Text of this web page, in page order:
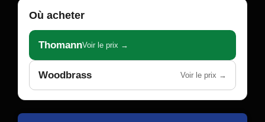
Où acheter
ThomannVoir le prix →
Woodbrass Voir le prix →